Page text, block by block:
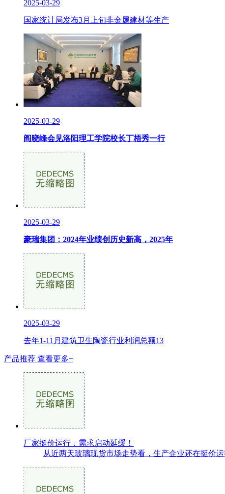
2025-03-29
国家统计局发布3月上旬非金属建材等生产
2025-03-29
阎晓峰会见洛阳理工学院校长丁梧秀一行
2025-03-29
豪瑞集团：2024年业绩创历史新高，2025年
2025-03-29
去年1-11月建筑卫生陶瓷行业利润总额13
产品推荐 查看更多+
厂家挺价运行，需求启动延缓！
从近两天玻璃现货市场走势看，生产企业还在挺价